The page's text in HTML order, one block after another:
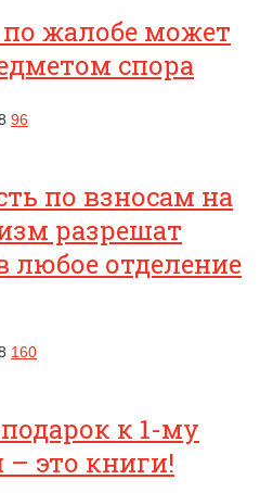
жалобе может
спора
96
по взносам на
разрешат
любое отделение
160
к 1-му
– это книги!